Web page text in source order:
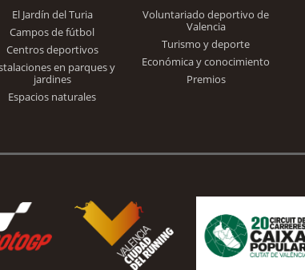
El Jardín del Turia
Campos de fútbol
Centros deportivos
en parques y
jardines
Espacios naturales
Voluntariado deportivo de
Valencia
Turismo y deporte
Económica y conocimiento
Premios